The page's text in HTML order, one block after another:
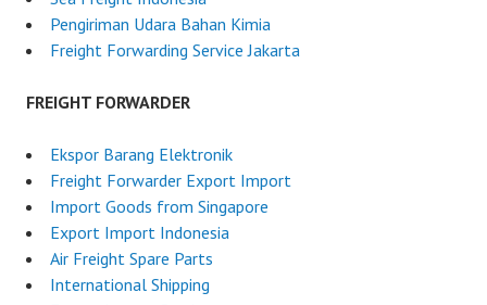
Pengiriman Udara Bahan Kimia
Freight Forwarding Service Jakarta
FREIGHT FORWARDER
Ekspor Barang Elektronik
Freight Forwarder Export Import
Import Goods from Singapore
Export Import Indonesia
Air Freight Spare Parts
International Shipping